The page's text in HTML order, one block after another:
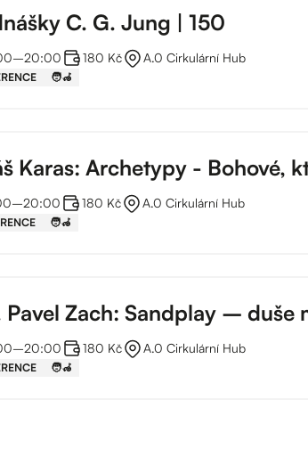
C. G. Jung | 150
–⁠20:00 180 Kč A.0 Cirkulární Hub
🧑‍🦽
Karas: Archetypy - Bohové,
–⁠20:00 180 Kč A.0 Cirkulární Hub
🧑‍🦽
Pavel Zach: Sandplay – duše
–⁠20:00 180 Kč A.0 Cirkulární Hub
🧑‍🦽